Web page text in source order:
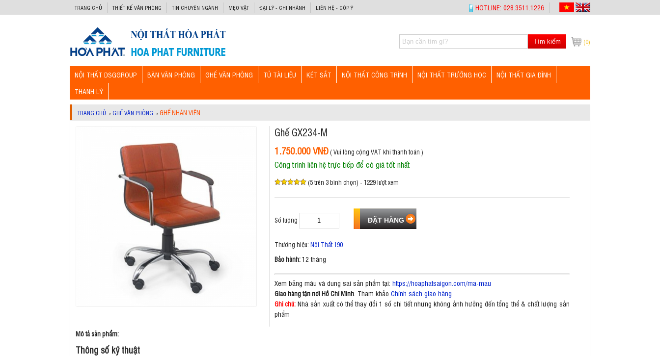
TRANG CHỦ THIẾT KẾ VĂN PHÒNG TIN CHUYÊN NGÀNH MẸO VẶT ĐẠI LÝ - CHI NHÁNH LIÊN HỆ - GÓP Ý HOTLINE: 028.3511.1226
(0)
Tìm kiếm
NỘI THẤT DSGGROUP BÀN VĂN PHÒNG GHẾ VĂN PHÒNG TỦ TÀI LIỆU KÉT SẮT NỘI THẤT CÔNG TRÌNH NỘI THẤT TRƯỜNG HỌC
NỘI THẤT GIA ĐÌNH
THANH LÝ
TRANG CHỦ › GHẾ VĂN PHÒNG ›GHẾ NHÂN VIÊN
Ghế GX234-M
1.750.000 VNĐ( Vui lòng cộng VAT khi thanh toán )
Công trình liên hệ trực tiếp để có giá tốt nhất
(5 trên 3 bình chọn) - 1229 lượt xem
Số lượng
Thương hiệu: Nội Thất 190
Bảo hành:12 tháng
Xem bảng màu và dung sai sản phẩm tại: https://hoaphatsaigon.com/ma-mau
Giao hàng tận nơi Hồ Chí Minh. Tham khảo Chính sách giao hàng
Ghi chú:Nhà sản xuất có thể thay đổi 1 số chi tiết nhưng không ảnh hưởng đến tổng thể & chất lượng sản
phẩm
Mô tả sản phẩm:
Thông số kỹ thuật